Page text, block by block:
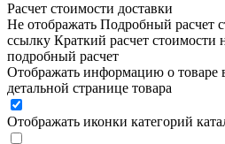
Расчет стоимости доставки
Не отображать Подробный расчет
ссылку Краткий расчет стоимости
подробный расчет
Отображать информацию о товаре
детальной странице товара
Отображать иконки категорий